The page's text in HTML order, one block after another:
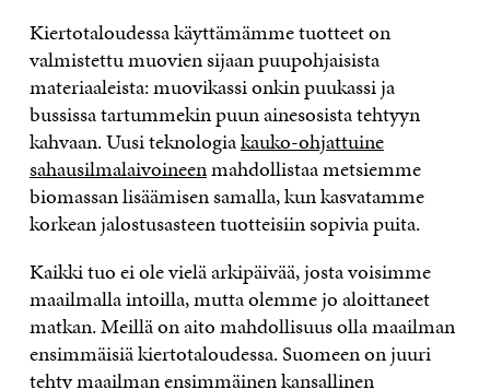
Kiertotaloudessa käyttämämme tuotteet on
valmistettu muovien sijaan puupohjaisista
materiaaleista: muovikassi onkin puukassi ja
bussissa tartummekin puun ainesosista tehtyyn
kahvaan. Uusi teknologiakauko-ohjattuine
sahausilmalaivoineenmahdollistaa metsiemme
biomassan lisäämisen samalla, kun kasvatamme
korkean jalostusasteen tuotteisiin sopivia puita.
Kaikki tuo ei ole vielä arkipäivää, josta voisimme
maailmalla intoilla, mutta olemme jo aloittaneet
matkan. Meillä on aito mahdollisuus olla maailman
ensimmäisiä kiertotaloudessa. Suomeen on juuri
tehtymaailman ensimmäinen kansallinen